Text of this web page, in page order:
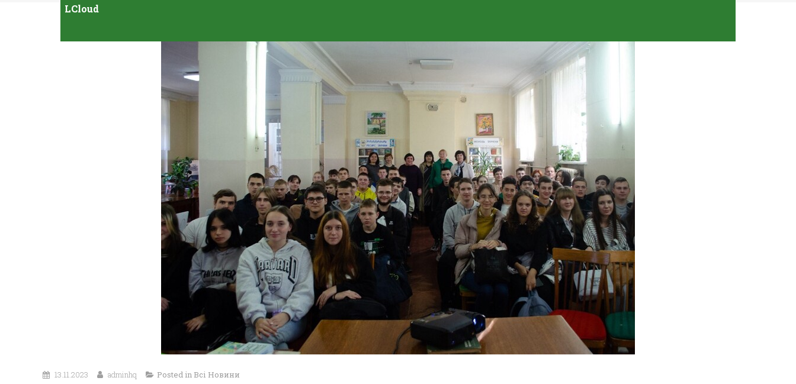
LCloud
13.11.2023 adminhq Posted in Всі Новини